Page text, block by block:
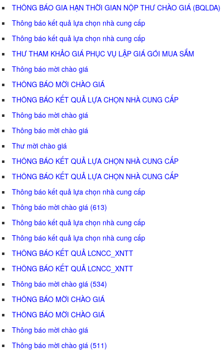
THÔNG BÁO GIA HẠN THỜI GIAN NỘP THƯ CHÀO GIÁ (BQLDA)
Thông báo kết quả lựa chọn nhà cung cấp
Thông báo kết quả lựa chọn nhà cung cấp
THƯ THAM KHẢO GIÁ PHỤC VỤ LẬP GIÁ GÓI MUA SẮM
Thông báo mời chào giá
THÔNG BÁO MỜI CHÀO GIÁ
THÔNG BÁO KẾT QUẢ LỰA CHỌN NHÀ CUNG CẤP
Thông báo mời chào giá
Thông báo mời chào giá
Thư mời chào giá
THÔNG BÁO KẾT QUẢ LỰA CHỌN NHÀ CUNG CẤP
THÔNG BÁO KẾT QUẢ LỰA CHỌN NHÀ CUNG CẤP
Thông báo kết quả lựa chọn nhà cung cấp
Thông báo mời chào giá (613)
Thông báo kết quả lựa chọn nhà cung cấp
Thông báo kết quả lựa chọn nhà cung cấp
THÔNG BÁO KẾT QUẢ LCNCC_XNTT
THÔNG BÁO KẾT QUẢ LCNCC_XNTT
Thông báo mời chào giá (534)
THÔNG BÁO MỜI CHÀO GIÁ
THÔNG BÁO MỜI CHÀO GIÁ
Thông báo mời chào giá
Thông báo mời chào giá (511)